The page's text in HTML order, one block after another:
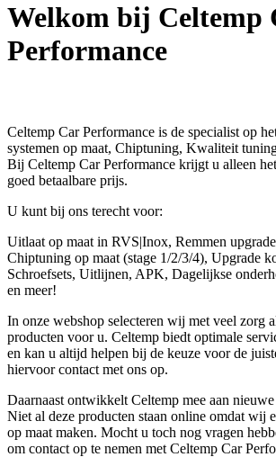
Welkom bij Celtemp
Performance
Celtemp Car Performance is de specialist op
systemen op maat, Chiptuning, Kwaliteit
Bij Celtemp Car Performance krijgt u alleen
goed betaalbare prijs.
U kunt bij ons terecht voor:
Uitlaat op maat in RVS|Inox, Remmen
Chiptuning op maat (stage 1/2/3/4), Upgrade
Schroefsets, Uitlijnen, APK, Dagelijkse
en meer!
In onze webshop selecteren wij met veel zorg
producten voor u. Celtemp biedt optimale
en kan u altijd helpen bij de keuze voor de
hiervoor contact met ons op.
Daarnaast ontwikkelt Celtemp mee aan
Niet al deze producten staan online omdat wij
op maat maken. Mocht u toch nog vragen
om contact op te nemen met Celtemp Car